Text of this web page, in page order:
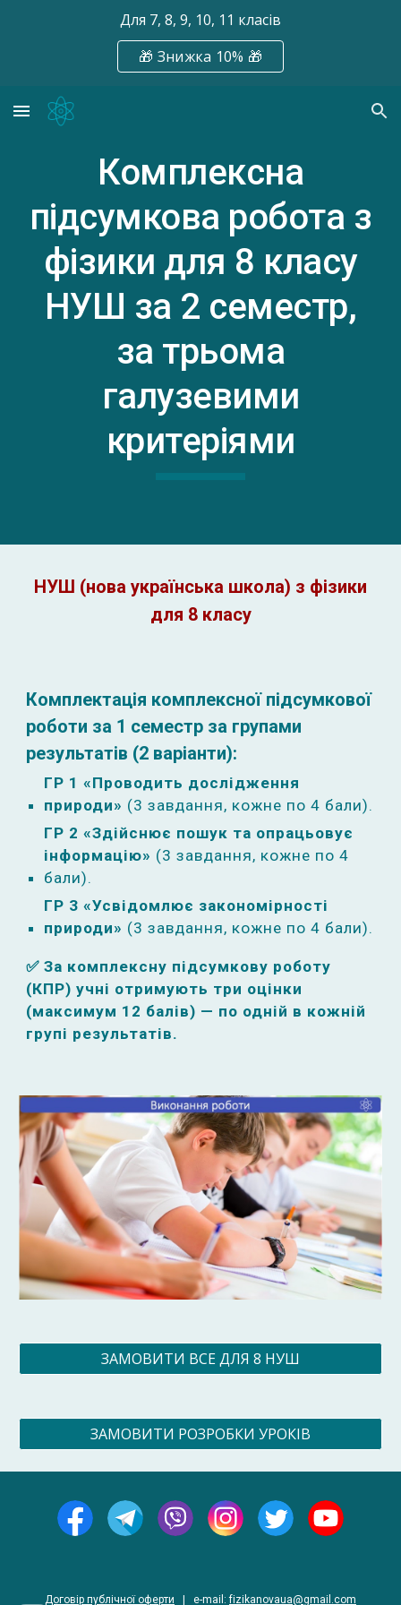
Skip to main content
Для 7, 8, 9, 10, 11 класів
🎁 Знижка 10% 🎁
Комплексна
підсумкова робота з
фізики для 8 класу
НУШ за 2 семестр,
за трьома
галузевими
критеріями
НУШ (нова українська школа) з фізики
для 8 класу
Комплектація комплексної підсумкової
роботи за 1 семестр за групами
результатів (2 варіанти):
ГР 1 «Проводить дослідження
природи» (3 завдання, кожне по 4 бали).
ГР 2 «Здійснює пошук та опрацьовує
інформацію» (3 завдання, кожне по 4
бали).
ГР 3 «Усвідомлює закономірності
природи» (3 завдання, кожне по 4 бали).
✅ За комплексну підсумкову роботу
(КПР) учні отримують три оцінки
(максимум 12 балів) — по одній в кожній
групі результатів.
ЗАМОВИТИ ВСЕ ДЛЯ 8 НУШ
ЗАМОВИТИ РОЗРОБКИ УРОКІВ
Договір публічної оферти e-mail :fizikanovaua@gmail.com